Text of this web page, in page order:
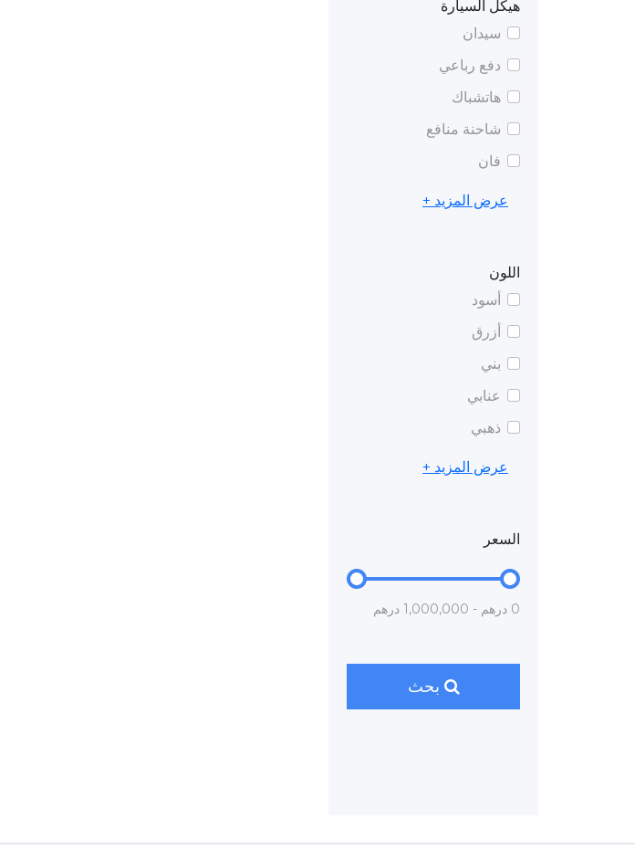
هيكل السيارة
سيدان
دفع رباعي
هاتشباك
شاحنة منافع
فان
عرض المزيد +
اللون
أسود
أزرق
بني
عنابي
ذهبي
عرض المزيد +
السعر
0 درهم - 1,000,000 درهم
بحث